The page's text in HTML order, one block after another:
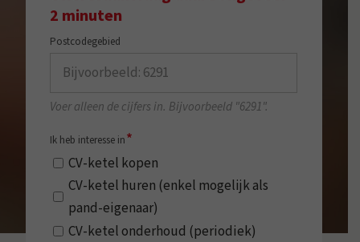
2 minuten
Postcodegebied
Voer alleen de cijfers in. Bijvoorbeeld "6291".
Ik heb interesse in*
CV-ketel kopen
CV-ketel huren (enkel mogelijk als
pand-eigenaar)
CV-ketel onderhoud (periodiek)